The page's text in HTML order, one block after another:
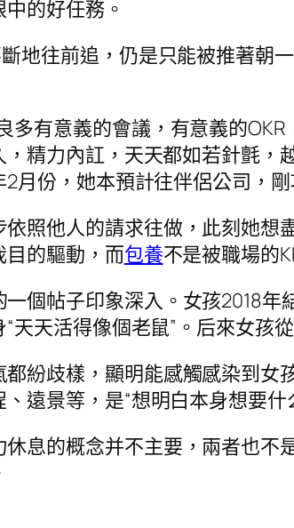
的好任務。
地往前追，仍是只能被推著
多有意義的會議，有意義的OKR
精力內訌，天天都如若針氈
月份，她本預計往伴侶公司，
照他人的請求往做，此刻她
的驅動，而包養不是被職場的
個帖子印象深入。女孩2018
天天活得像個老鼠”。后來女孩
紛歧樣，顯明能感觸感染到
遠景等，是“想明白本身想要什
息的概念并不主要，兩者也